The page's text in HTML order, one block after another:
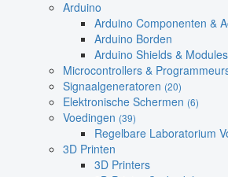
Arduino
Arduino Componenten &
Arduino Borden
Arduino Shields & Modules
Microcontrollers &
Signaalgeneratoren (20)
Elektronische Schermen (6)
Voedingen (39)
Regelbare Laboratorium
3D Printen
3D Printers